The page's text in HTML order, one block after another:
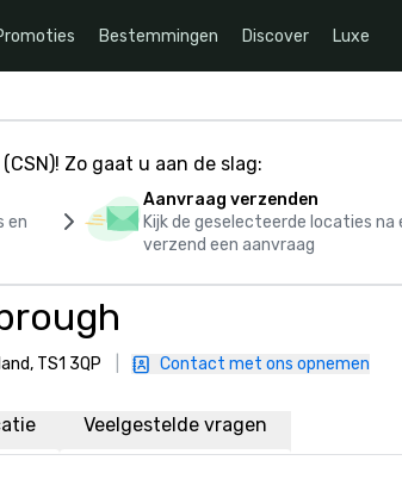
Bestemmingen Discover Luxe
Zo gaat u aan de slag:
en
Aanvraag verzenden
Kijk de geselecteerde locaties na
verzend een aanvraag
TS1 3QP Contact met ons opnemen
Veelgestelde vragen